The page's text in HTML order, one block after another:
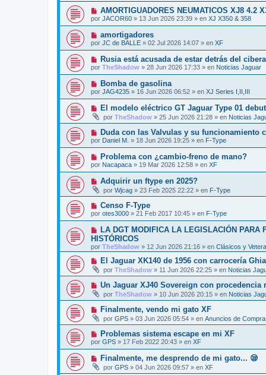
e
e
n
s
a
e
o
m
e
n
s
a
e
N
u
e
o
m
e
s
a
e
AMORTIGUADORES NEUMATICOS XJ8 4.2
por JACOR60 » 13 Jun 2026 23:39 » en XJ X350 & 358
N
u
e
v
o
m
e
s
a
e
amortigadores
por JC de BALLE » 02 Jul 2026 14:07 » en XF
N
u
e
v
o
m
e
s
a
e
Rusia está acusada de estar detrás del
por TheShadow » 28 Jun 2026 17:33 » en Noticias Jaguar
N
u
e
v
o
m
e
s
a
e
Bomba de gasolina
por JAG4235 » 16 Jun 2026 06:52 » en XJ Series I,II,III
N
e
v
o
m
e
s
a
e
El modelo eléctrico GT Jaguar Type 01
por TheShadow » 25 Jun 2026 21:28 » en Noticias
N
u
e
v
o
m
e
n
s
a
e
Duda con las Valvulas y su funcionamiento
por Daniel M. » 18 Jun 2026 19:25 » en F-Type
N
u
e
o
m
e
n
s
a
e
Problema con ¿cambio-freno de mano?
por Nacapaca » 19 Mar 2026 12:58 » en XF
N
e
o
m
e
s
a
j
e
Adquirir un ftype en 2025?
por Wjcag » 23 Feb 2025 22:22 » en F-Type
N
u
e
v
o
m
e
n
a
j
e
Censo F-Type
por otes3000 » 21 Feb 2017 10:45 » en F-Type
N
u
e
v
o
m
e
n
s
a
j
e
LA DGT MODIFICA LA LEGISLACIÓN PARA
HISTÓRICOS
por TheShadow » 12 Jun 2026 21:16 » en Clásicos y
N
e
v
o
m
e
s
a
e
El Jaguar XK140 de 1956 con carrocería
por TheShadow » 11 Jun 2026 22:25 » en Noticias
N
e
v
o
m
e
s
a
e
Un Jaguar XJ40 Sovereign con procedencia
por TheShadow » 10 Jun 2026 20:15 » en Noticias
N
e
v
o
m
e
s
a
Finalmente, vendo mi gato XF
por GPS » 03 Jun 2026 05:54 » en Anuncios de
N
u
e
v
o
m
Problemas sistema escape en mi XF
por GPS » 17 Feb 2022 20:43 » en XF
N
e
Finalmente, me desprendo de mi gato... 😪
por GPS » 04 Jun 2026 09:57 » en XF